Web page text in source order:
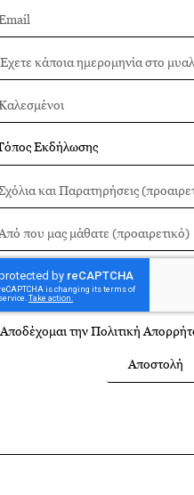
Αποδέχομαι τηνΠολιτική
Αποστολή